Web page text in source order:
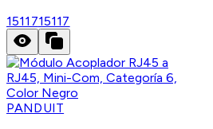
1511715117
PANDUIT